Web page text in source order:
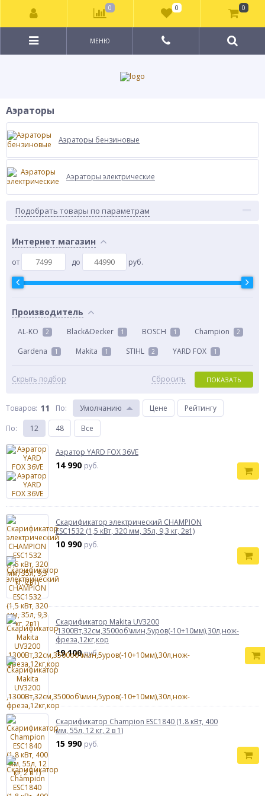
МЕНЮ
Аэраторы
Аэраторы бензиновые
Аэраторы электрические
Подобрать товары по параметрам
Интернет магазин
от до руб.
Производитель
AL-KO 2 Black&Decker 1 BOSCH 1 Champion 2
Gardena 1 Makita 1 STIHL 2 YARD FOX 1
Скрыть подбор ПОКАЗАТЬ
Сбросить
Товаров: 11 По: Умолчанию Цене
Рейтингу
По: 12 48 Все
Аэратор YARD FOX 36VE
14 990 руб.
Скарификатор электрический CHAMPION
ESC1532 (1,5 кВт, 320 мм, 35л, 9,3 кг, 2в1)
10 990 руб.
Скарификатор Makita UV3200
,1300Вт,32см,3500об\мин,5уров(-10+10мм),30л,нож-
фреза,12кг,кор
19 100руб.
Скарификатор Champion ESC1840 (1.8 кВт, 400
мм, 55л, 12 кг, 2 в 1)
15 990 руб.
0 0 0